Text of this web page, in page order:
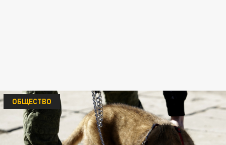
ОБЩЕСТВО